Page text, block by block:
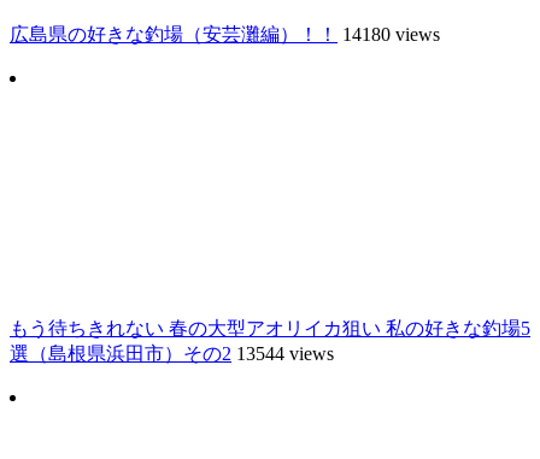
広島県の好きな釣場（安芸灘編）！！ 14180 views
もう待ちきれない 春の大型アオリイカ狙い 私の好きな釣場5
選（島根県浜田市）その2 13544 views